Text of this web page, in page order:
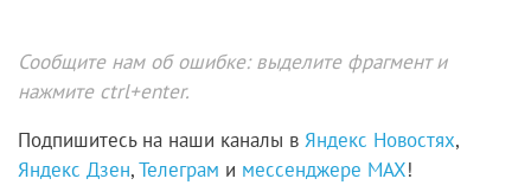
Сообщите нам об ошибке: выделите фрагмент и
нажмите ctrl+enter.
Подпишитесь на наши каналы в Яндекс Новостях,
Яндекс Дзен,Телеграм и мессенджере MAX!